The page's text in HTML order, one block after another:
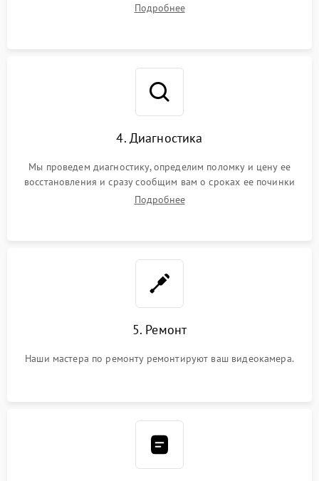
Подробнее
4. Диагностика
Мы проведем диагностику, определим поломку и цену ее
восстановления и сразу сообщим вам о сроках ее починки
Подробнее
5. Ремонт
Наши мастера по ремонту ремонтируют ваш видеокамера.